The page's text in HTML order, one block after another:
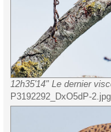
12h35'14" Le dernier
P3192292_DxO5dP-